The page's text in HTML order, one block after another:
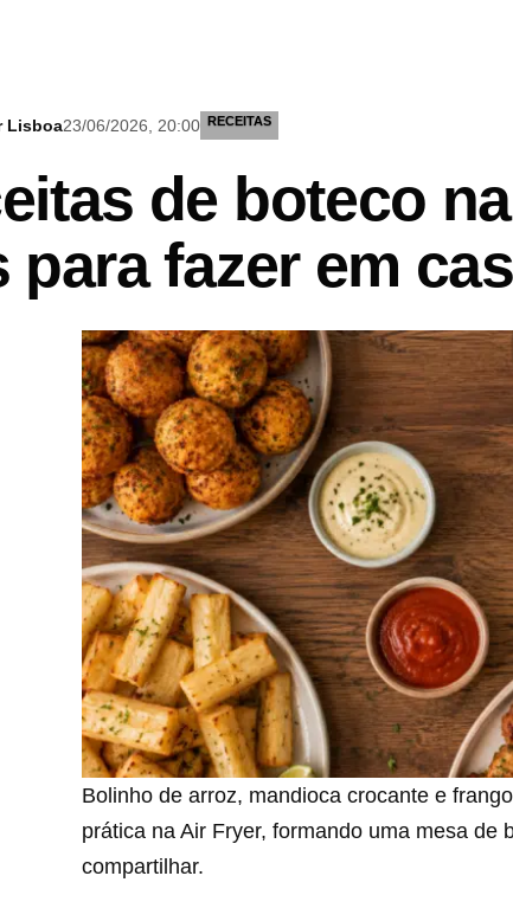
Lisboa23/06/2026, 20:00 RECEITAS
de boteco
para fazer em
Bolinho de arroz, mandioca crocante e
prática na Air Fryer, formando uma mesa de
compartilhar.